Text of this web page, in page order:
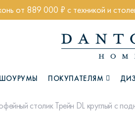
от 889 000 ₽ с техникой и
ШОУРУМЫ ПОКУПАТЕЛЯМ
столик Трейн DL круглый с